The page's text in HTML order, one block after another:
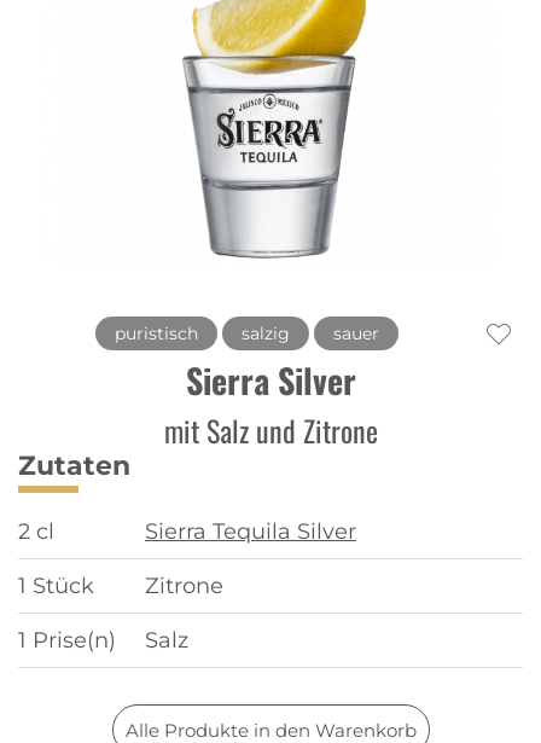
puristisch salzig sauer
Sierra Silver
mit Salz und Zitrone
Zutaten
2 cl Sierra Tequila Silver
1 Stück Zitrone
1 Prise(n) Salz
Alle Produkte in den Warenkorb